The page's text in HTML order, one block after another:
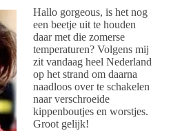
Hallo gorgeous, is het nog
een beetje uit te houden
daar met die zomerse
temperaturen? Volgens mij
zit vandaag heel Nederland
op het strand om daarna
naadloos over te schakelen
naar verschroeide
kippenboutjes en worstjes.
Groot gelijk!